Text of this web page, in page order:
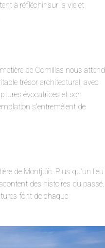
à réfléchir sur la vie et
de Comillas nous attend
trésor architectural, avec
évocatrices et son
s’entremêlent de
de Montjuïc. Plus qu’un lieu
des histoires du passé.
font de chaque